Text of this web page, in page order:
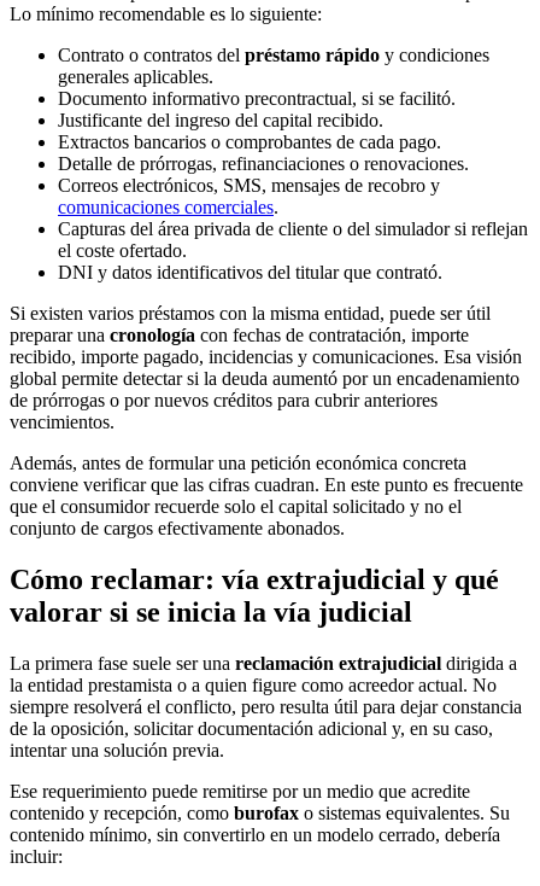
Lo mínimo recomendable es lo siguiente:
Contrato o contratos del préstamo rápido y condiciones
generales aplicables.
Documento informativo precontractual, si se facilitó.
Justificante del ingreso del capital recibido.
Extractos bancarios o comprobantes de cada pago.
Detalle de prórrogas, refinanciaciones o renovaciones.
Correos electrónicos, SMS, mensajes de recobro y
comunicaciones comerciales.
Capturas del área privada de cliente o del simulador si reflejan
el coste ofertado.
DNI y datos identificativos del titular que contrató.
Si existen varios préstamos con la misma entidad, puede ser útil
preparar una cronología con fechas de contratación, importe
recibido, importe pagado, incidencias y comunicaciones. Esa visión
global permite detectar si la deuda aumentó por un encadenamiento
de prórrogas o por nuevos créditos para cubrir anteriores
vencimientos.
Además, antes de formular una petición económica concreta
conviene verificar que las cifras cuadran. En este punto es frecuente
que el consumidor recuerde solo el capital solicitado y no el
conjunto de cargos efectivamente abonados.
Cómo reclamar: vía extrajudicial y qué
valorar si se inicia la vía judicial
La primera fase suele ser una reclamación extrajudicial dirigida a
la entidad prestamista o a quien figure como acreedor actual. No
siempre resolverá el conflicto, pero resulta útil para dejar constancia
de la oposición, solicitar documentación adicional y, en su caso,
intentar una solución previa.
Ese requerimiento puede remitirse por un medio que acredite
contenido y recepción, como burofax o sistemas equivalentes. Su
contenido mínimo, sin convertirlo en un modelo cerrado, debería
incluir: